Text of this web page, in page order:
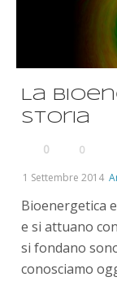
La
Storia
0
0
1 Settembre 2014
Bioenergetica
e si attuano
si fondano
conosciamo